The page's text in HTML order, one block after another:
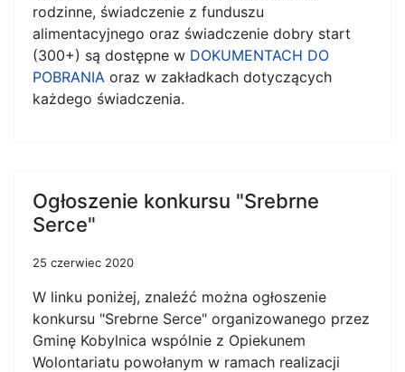
rodzinne, świadczenie z funduszu
alimentacyjnego oraz świadczenie dobry start
(300+) są dostępne w DOKUMENTACH DO
POBRANIA oraz w zakładkach dotyczących
każdego świadczenia.
Ogłoszenie konkursu "Srebrne
Serce"
25 czerwiec 2020
W linku poniżej, znaleźć można ogłoszenie
konkursu "Srebrne Serce" organizowanego przez
Gminę Kobylnica wspólnie z Opiekunem
Wolontariatu powołanym w ramach realizacji